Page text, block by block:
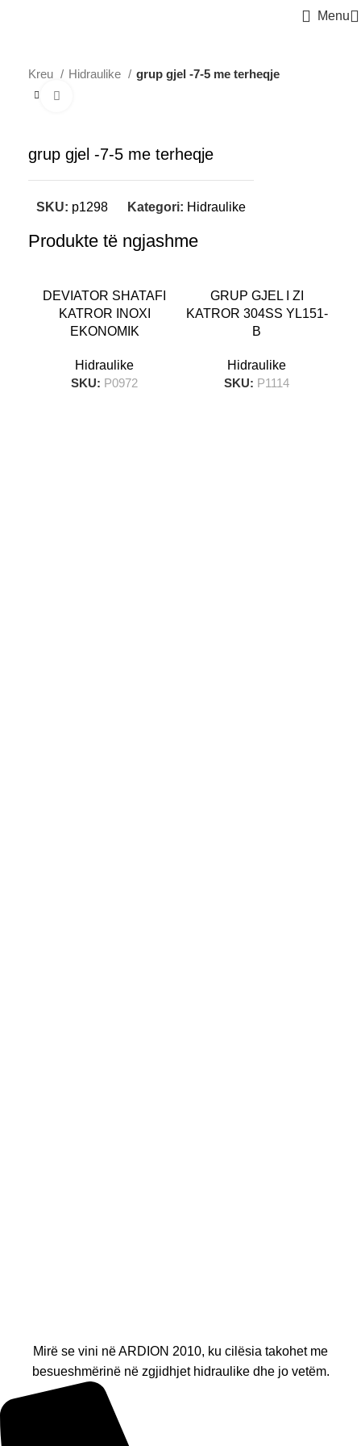
Menu
Kreu Hidraulike grup gjel -7-5 me terheqje
grup gjel -7-5 me terheqje
SKU: p1298 Kategori: Hidraulike
Produkte të ngjashme
DEVIATOR SHATAFI
KATROR INOXI
EKONOMIK
Hidraulike
SKU: P0972
GRUP GJEL I ZI
KATROR 304SS YL151-
B
Hidraulike
SKU: P1114
Mirë se vini në ARDION 2010, ku cilësia takohet me
besueshmërinë në zgjidhjet hidraulike dhe jo vetëm.